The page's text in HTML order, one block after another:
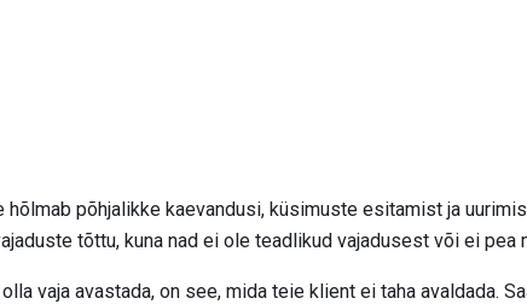
hõlmab põhjalikke kaevandusi, küsimuste esitamist ja
tõttu, kuna nad ei ole teadlikud vajadusest või ei pea
vaja avastada, on see, mida teie klient ei taha avaldada.